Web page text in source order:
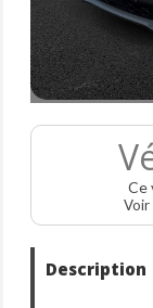
Ce
Voir
Description